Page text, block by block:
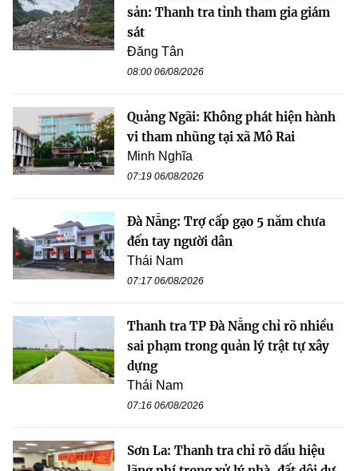
sản: Thanh tra tỉnh tham gia giám
sát
Đăng Tân
08:00 06/08/2026
Quảng Ngãi: Không phát hiện hành
vi tham nhũng tại xã Mô Rai
Minh Nghĩa
07:19 06/08/2026
Đà Nẵng: Trợ cấp gạo 5 năm chưa
đến tay người dân
Thái Nam
07:17 06/08/2026
Thanh tra TP Đà Nẵng chỉ rõ nhiều
sai phạm trong quản lý trật tự xây
dựng
Thái Nam
07:16 06/08/2026
Sơn La: Thanh tra chỉ rõ dấu hiệu